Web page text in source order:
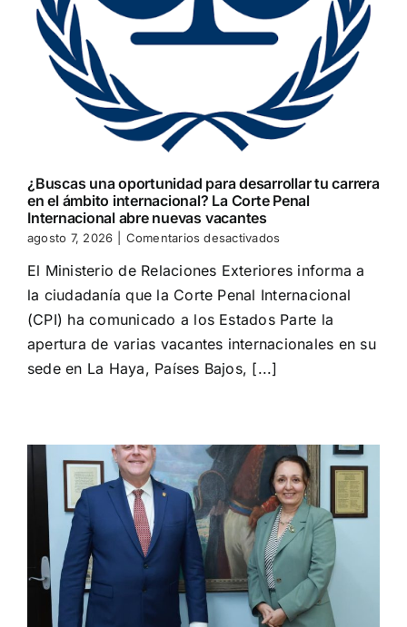
¿Buscas una oportunidad para desarrollar tu carrera
en el ámbito internacional? La Corte Penal
Internacional abre nuevas vacantes
agosto 7, 2026 Comentarios desactivadosen
una
oportunidad
para
desarrollar
tu
La
Corte
Penal
Internacional
abre
nuevas
vacantes
El Ministerio de Relaciones Exteriores informa a
la ciudadanía que la Corte Penal Internacional
(CPI) ha comunicado a los Estados Parte la
apertura de varias vacantes internacionales en su
sede en La Haya, Países Bajos, [...]